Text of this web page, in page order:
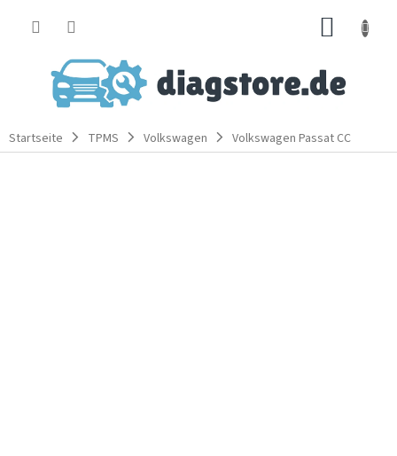
Startseite TPMS Volkswagen Volkswagen Passat CC